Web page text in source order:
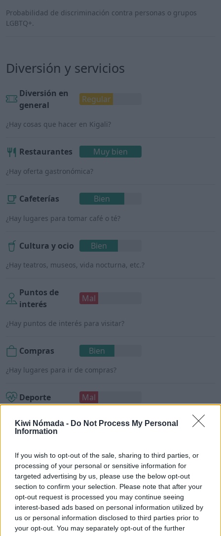
Kiwi Nómada - Do Not Process My Personal
Information
If you wish to opt-out of the sale, sharing to third parties, or
processing of your personal or sensitive information for
targeted advertising by us, please use the below opt-out
section to confirm your selection. Please note that after your
opt-out request is processed you may continue seeing
interest-based ads based on personal information utilized by
us or personal information disclosed to third parties prior to
your opt-out. You may separately opt-out of the further
Probabilidad de discriminación contra personas o grupos
LGBTQ+.
Diversión y servicios
Diversión en
general
Regular
¿Hay cosas que hacer en Kigali?
Restaurantes Muy bien
¿Hay oferta gastronómica?
Cafeterías Bien
¿Hay lugares para tomar café o té?
Cultura y ocio Bien
¿Hay teatros, museos, vida nocturna, etc.?
Puntos de
interés
Mal
¿Hay puntos de interés para visitar?
Compras Bien
¿Hay lugares para ir de compras?
Deporte Mal
¿Hay tiendas de alimentos o supermercados?
Kigali para nómadas digitales